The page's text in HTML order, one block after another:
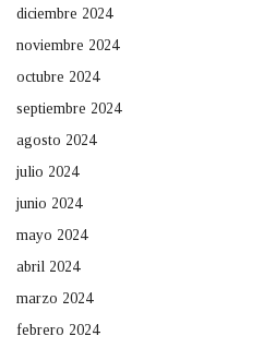
diciembre 2024
noviembre 2024
octubre 2024
septiembre 2024
agosto 2024
julio 2024
junio 2024
mayo 2024
abril 2024
marzo 2024
febrero 2024